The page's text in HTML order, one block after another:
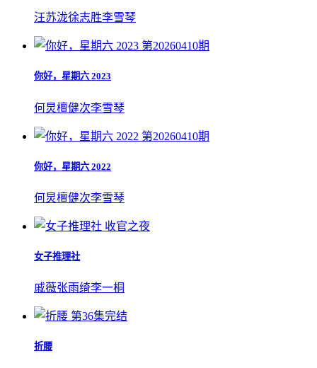
汪苏泷徐志胜李雪琴
第20260410期
你好，星期六 2023
何炅檀健次李雪琴
第20260410期
你好，星期六 2022
何炅檀健次李雪琴
收官之夜
女子推理社
戚薇张雨绮李一桐
第36集完结
折腰